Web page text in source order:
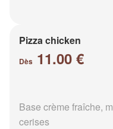
Pizza chicken
Dès 11.00 €
Base crème fraîche,
cerises